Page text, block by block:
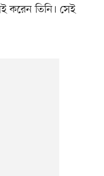
করেন তিনি। সেই